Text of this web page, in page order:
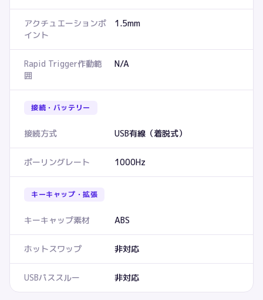
アクチュエーションポ
イント
1.5mm
Rapid Trigger作動範
囲
N/A
接続・バッテリー
接続方式 USB有線（着脱式）
ポーリングレート 1000Hz
キーキャップ・拡張
キーキャップ素材 ABS
ホットスワップ 非対応
USBパススルー 非対応